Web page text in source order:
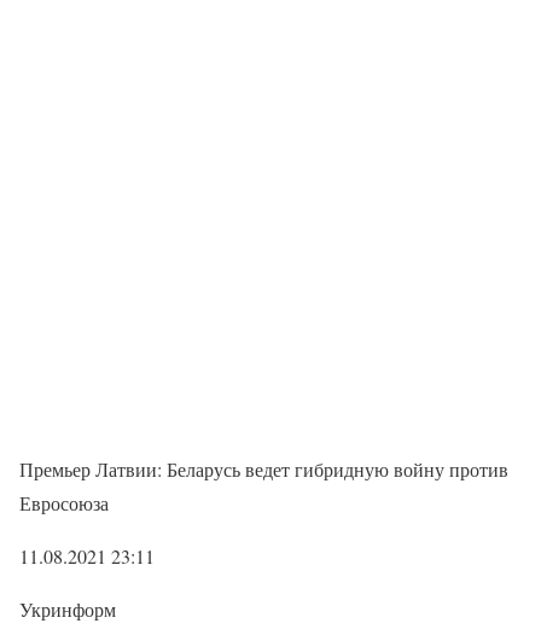
Премьер Латвии: Беларусь ведет гибридную войну против
Евросоюза
11.08.2021 23:11
Укринформ